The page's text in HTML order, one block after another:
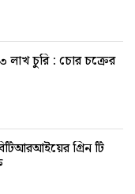
: চোর চক্রের
গ্রিন টি